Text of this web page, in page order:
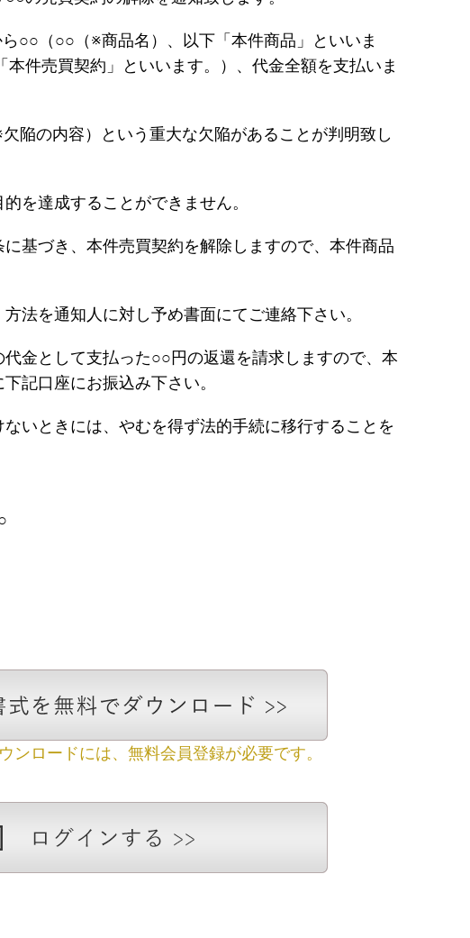
○○（○○（※商品名）、以下「本件商品」といいま
件売買契約」といいます。）、代金全額を支払いま
陥の内容）という重大な欠陥があることが判明致し
を達成することができません。
基づき、本件売買契約を解除しますので、本件商品
法を通知人に対し予め書面にてご連絡下さい。
金として支払った○○円の返還を請求しますので、本
記口座にお振込み下さい。
いときには、やむを得ず法的手続に移行することを
ンロードには、無料会員登録が必要です。